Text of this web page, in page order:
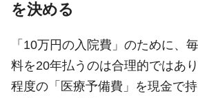
を決める
「10万円の入院費」のために、
料を20年払うのは合理的ではあ
程度の「医療予備費」を現金で